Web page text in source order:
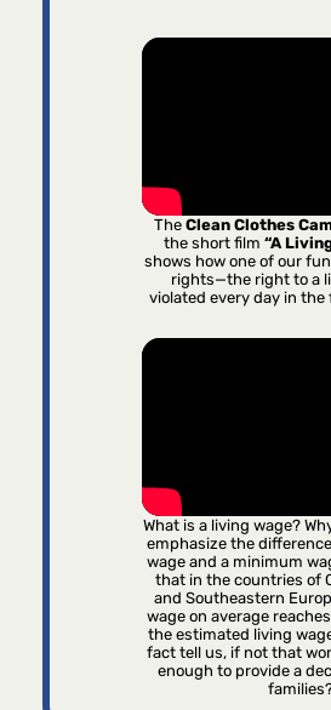
TheClean Clothes
the short film “A
shows how one of our
rights—the right to a
violated every day in
What is a living wage?
emphasize the
wage and a minimum
that in the countries of
and Southeastern
wage on average
the estimated living
fact tell us, if not that
enough to provide a